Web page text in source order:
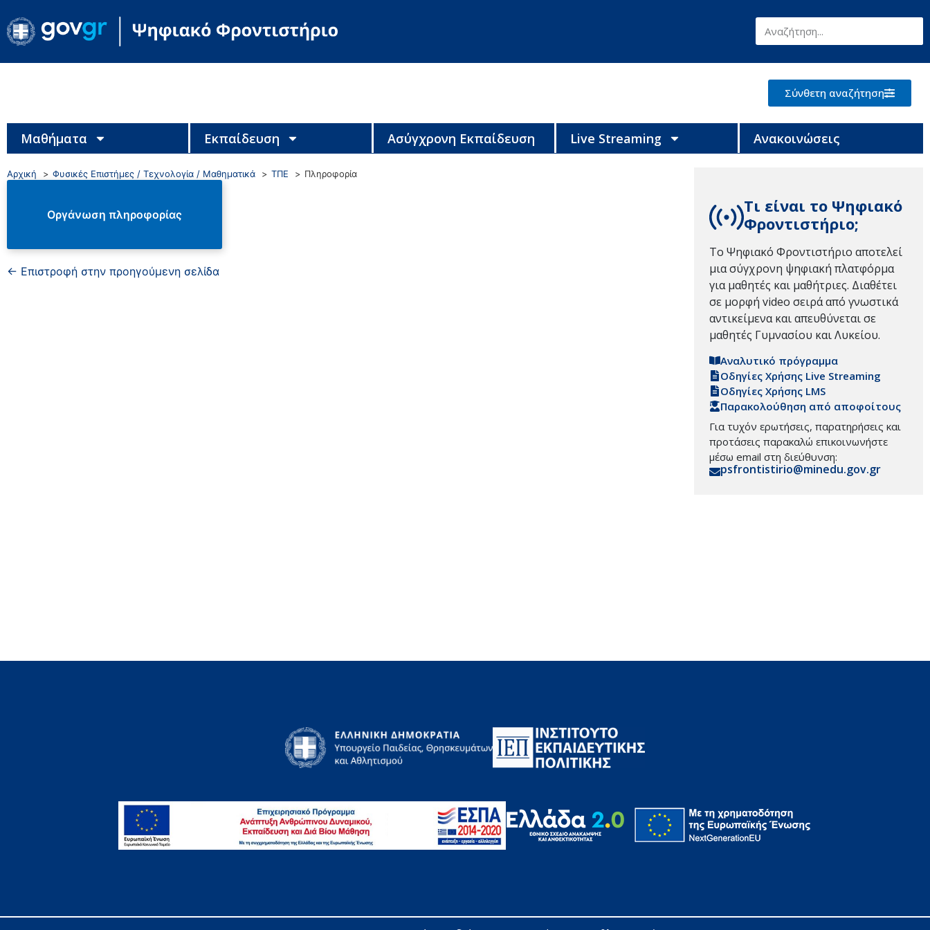
Σύνθετη αναζήτηση
Μαθήματα Εκπαίδευση Ασύγχρονη Εκπαίδευση Live Streaming Ανακοινώσεις
Αρχική Φυσικές Επιστήμες / Τεχνολογία / Μαθηματικά ΤΠΕ Πληροφορία
Οργάνωση πληροφορίας
← Επιστροφή στην προηγούμενη σελίδα
Τι είναι το Ψηφιακό
Φροντιστήριο;
Το Ψηφιακό Φροντιστήριο αποτελεί
μια σύγχρονη ψηφιακή πλατφόρμα
για μαθητές και μαθήτριες. Διαθέτει
σε μορφή video σειρά από γνωστικά
αντικείμενα και απευθύνεται σε
μαθητές Γυμνασίου και Λυκείου.
Αναλυτικό πρόγραμμα
Οδηγίες Χρήσης Live Streaming
Οδηγίες Χρήσης LMS
Παρακολούθηση από αποφοίτους
Για τυχόν ερωτήσεις, παρατηρήσεις και
προτάσεις παρακαλώ επικοινωνήστε
μέσω email στη διεύθυνση:
psfrontistirio@minedu.gov.gr